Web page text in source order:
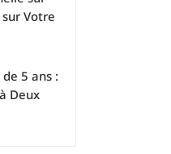
sur Votre
5 ans :
Deux